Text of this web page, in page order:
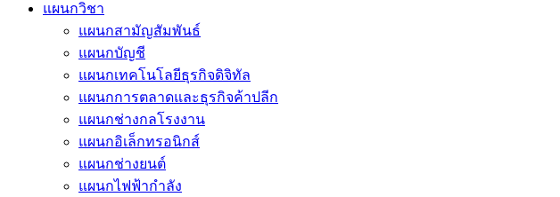
แผนกวิชา
แผนกสามัญสัมพันธ์
แผนกบัญชี
แผนกเทคโนโลยีธุรกิจดิจิทัล
แผนกการตลาดและธุรกิจค้าปลีก
แผนกช่างกลโรงงาน
แผนกอิเล็กทรอนิกส์
แผนกช่างยนต์
แผนกไฟฟ้ากำลัง